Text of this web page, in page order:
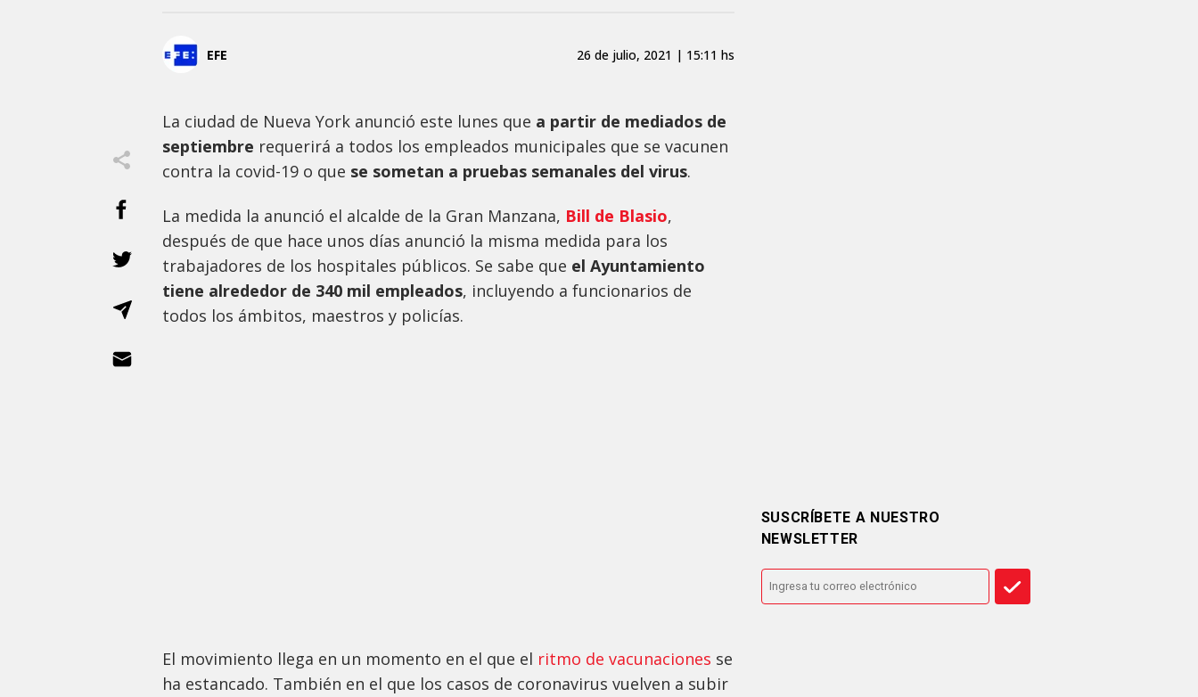
EFE 26 de julio, 2021 | 15:11 hs
La ciudad de Nueva York anunció este lunes que a partir de mediados de
septiembre requerirá a todos los empleados municipales que se vacunen
contra la covid-19 o que se sometan a pruebas semanales del virus.
La medida la anunció el alcalde de la Gran Manzana, Bill de Blasio,
después de que hace unos días anunció la misma medida para los
trabajadores de los hospitales públicos. Se sabe que el Ayuntamiento
tiene alrededor de 340 mil empleados, incluyendo a funcionarios de
todos los ámbitos, maestros y policías.
El movimiento llega en un momento en el que el ritmo de vacunaciones se
ha estancado. También en el que los casos de coronavirus vuelven a subir
SUSCRÍBETE A NUESTRO
NEWSLETTER